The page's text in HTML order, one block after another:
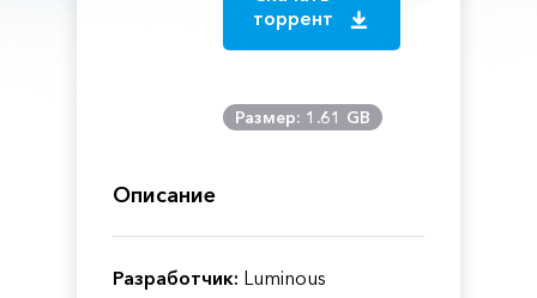
торрент
Размер: 1.61 GB
Описание
Разработчик: Luminous